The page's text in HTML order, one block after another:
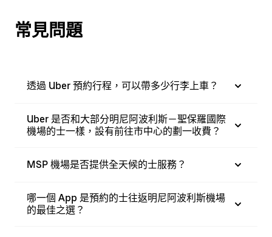
常見問題
透過 Uber 預約行程，可以帶多少行李上車？
Uber 是否和大部分明尼阿波利斯－聖保羅國際
機場的士一樣，設有前往市中心的劃一收費？
MSP 機場是否提供全天候的士服務？
哪一個 App 是預約的士往返明尼阿波利斯機場
的最佳之選？